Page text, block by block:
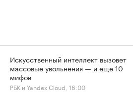
Искусственный интеллект вызовет
массовые увольнения — и еще 10
мифов
РБК и Yandex Cloud, 16:00